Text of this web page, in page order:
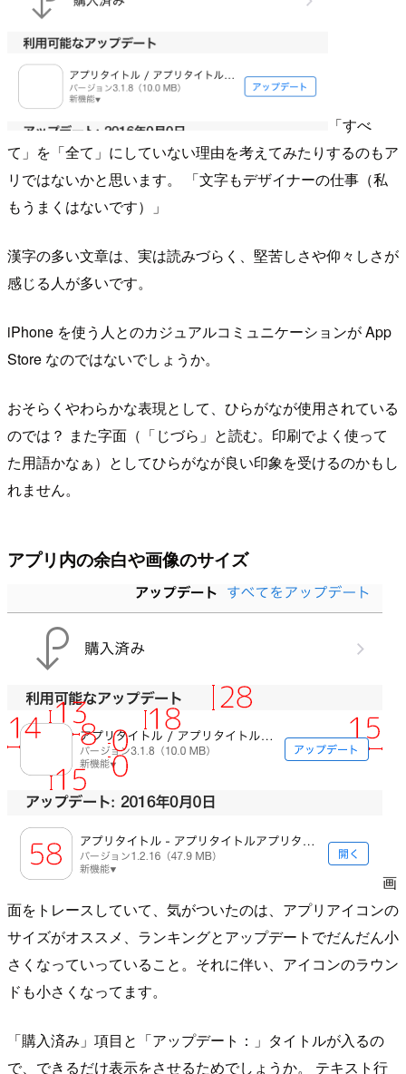
「すべ
て」を「全て」にしていない理由を考えてみたりするのもア
リではないかと思います。
文字もデザイナーの仕事（私
もうまくはないです）
漢字の多い文章は、実は読みづらく、堅苦しさや仰々しさが
感じる人が多いです。
iPhone を使う人とのカジュアルコミュニケーションが App
Store なのではないでしょうか。
おそらくやわらかな表現として、ひらがなが使用されている
のでは？ また字面（「じづら」と読む。印刷でよく使って
た用語かなぁ）としてひらがなが良い印象を受けるのかもし
れません。
アプリ内の余白や画像のサイズ
画
面をトレースしていて、気がついたのは、アプリアイコンの
サイズがオススメ、ランキングとアップデートでだんだん小
さくなっていっていること。それに伴い、アイコンのラウン
ドも小さくなってます。
「購入済み」項目と「アップデート：」タイトルが入るの
で、できるだけ表示をさせるためでしょうか。 テキスト行